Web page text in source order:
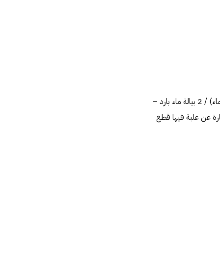
1 كيك جاهز – 2 ظرف بودرة مزيج الكريمة المخفوق – (2/3 كوب ماء) / 2 بيالة ماء بارد –
عن علبة فيها قطع